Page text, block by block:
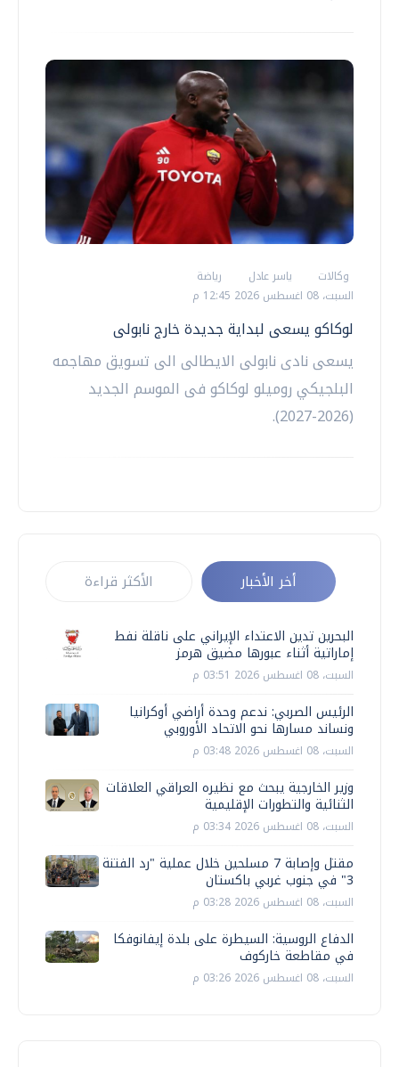
وكالات ياسر عادل
رياضة
السبت، 08 اغسطس 2026 12:45 م
لوكاكو يسعى لبداية جديدة خارج نابولى
يسعى نادى نابولى الايطالى الى تسويق مهاجمه
البلجيكي روميلو لوكاكو فى الموسم الجديد
(2026-2027).
أخر الأخبار الأكثر قراءة
البحرين تدين الاعتداء الإيراني على ناقلة نفط
إماراتية أثناء عبورها مضيق هرمز
السبت، 08 اغسطس 2026 03:51 م
الرئيس الصربي: ندعم وحدة أراضي أوكرانيا
ونساند مسارها نحو الاتحاد الأوروبي
السبت، 08 اغسطس 2026 03:48 م
وزير الخارجية يبحث مع نظيره العراقي العلاقات
الثنائية والتطورات الإقليمية
السبت، 08 اغسطس 2026 03:34 م
مقتل وإصابة 7 مسلحين خلال عملية "رد الفتنة
3" في جنوب غربي باكستان
السبت، 08 اغسطس 2026 03:28 م
الدفاع الروسية: السيطرة على بلدة إيفانوفكا
في مقاطعة خاركوف
السبت، 08 اغسطس 2026 03:26 م